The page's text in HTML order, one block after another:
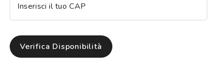
Inserisci il tuo CAP
Verifica Disponibilità